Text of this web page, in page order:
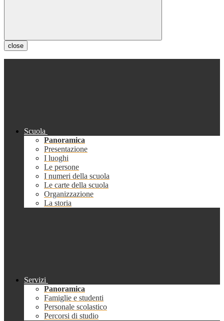
close
Scuola
Panoramica
Presentazione
I luoghi
Le persone
I numeri della scuola
Le carte della scuola
Organizzazione
La storia
Servizi
Panoramica
Famiglie e studenti
Personale scolastico
Percorsi di studio